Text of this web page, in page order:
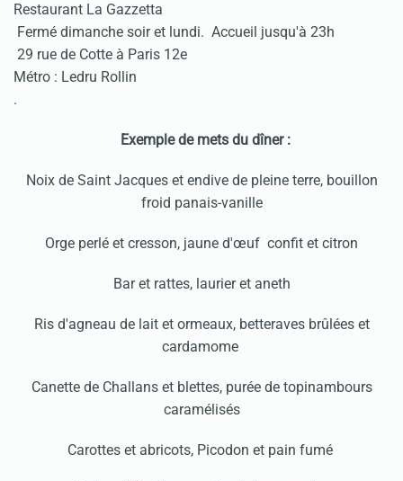
Restaurant La Gazzetta
Fermé dimanche soir et lundi. Accueil jusqu'à 23h
29 rue de Cotte à Paris 12e
Métro : Ledru Rollin
.
Exemple de mets du dîner :
Noix de Saint Jacques et endive de pleine terre, bouillon
froid panais-vanille
Orge perlé et cresson, jaune d'œuf confit et citron
Bar et rattes, laurier et aneth
Ris d'agneau de lait et ormeaux, betteraves brûlées et
cardamome
Canette de Challans et blettes, purée de topinambours
caramélisés
Carottes et abricots, Picodon et pain fumé